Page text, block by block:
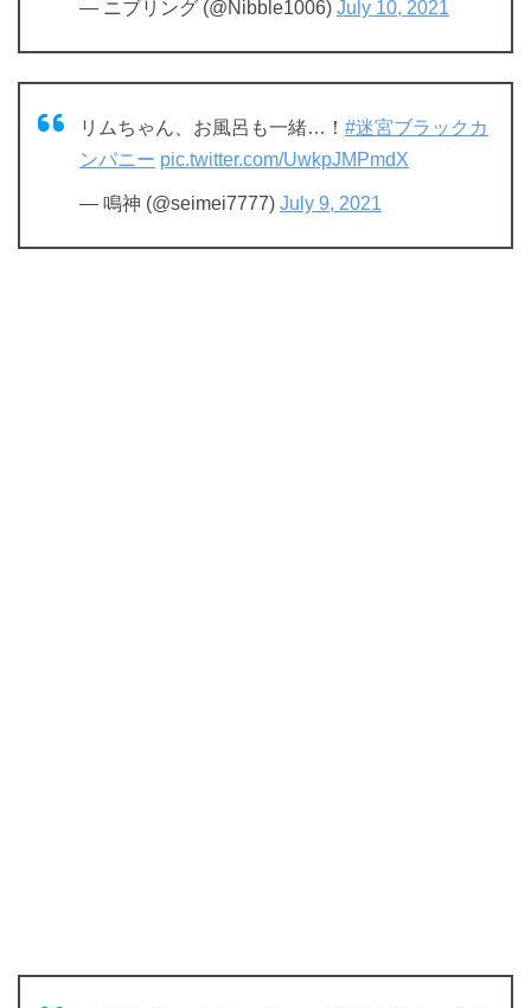
— ニブリング (@Nibble1006) July 10, 2021
リムちゃん、お風呂も一緒…！ #迷宮ブラックカ
ンパニー pic.twitter.com/UwkpJMPmdX
— 鳴神 (@seimei7777) July 9, 2021